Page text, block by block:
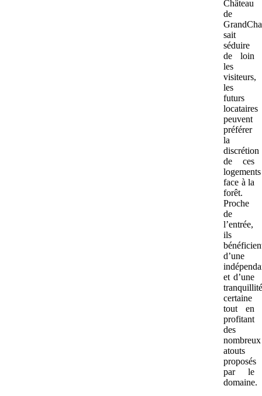
Château
de
sait
séduire
de loin
les
visiteurs,
les
futurs
locataires
peuvent
préférer
la
discrétion
de ces
logements
face à la
forêt.
Proche
de
l’entrée,
ils
d’une
et d’une
tranquillité
certaine
tout en
profitant
des
nombreux
atouts
proposés
par le
domaine.